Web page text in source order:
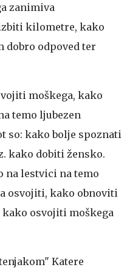
zanimiva
kilometre, kako
dobro odpoved ter
moškega, kako
temo ljubezen
so: kako bolje spoznati
kako dobiti žensko.
na lestvici na temo
osvojiti, kako obnoviti
osvojiti moškega
Katere